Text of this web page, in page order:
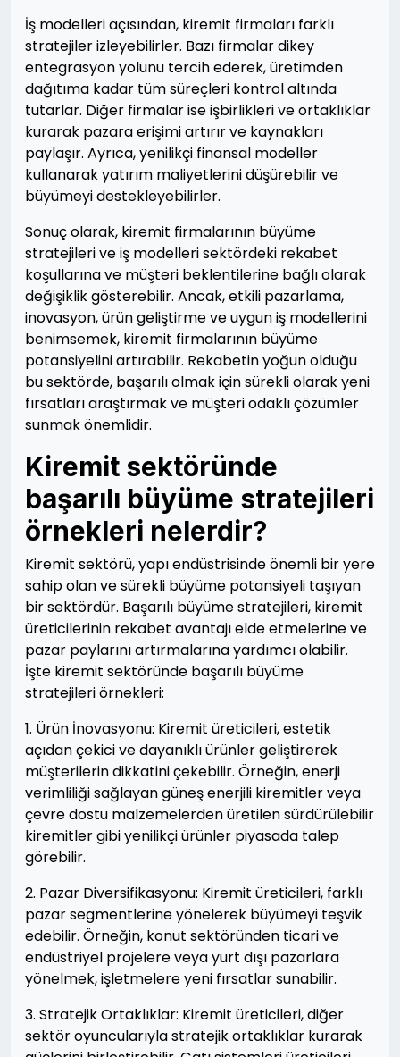
İş modelleri açısından, kiremit firmaları farklı
stratejiler izleyebilirler. Bazı firmalar dikey
entegrasyon yolunu tercih ederek, üretimden
dağıtıma kadar tüm süreçleri kontrol altında
tutarlar. Diğer firmalar ise işbirlikleri ve ortaklıklar
kurarak pazara erişimi artırır ve kaynakları
paylaşır. Ayrıca, yenilikçi finansal modeller
kullanarak yatırım maliyetlerini düşürebilir ve
büyümeyi destekleyebilirler.
Sonuç olarak, kiremit firmalarının büyüme
stratejileri ve iş modelleri sektördeki rekabet
koşullarına ve müşteri beklentilerine bağlı olarak
değişiklik gösterebilir. Ancak, etkili pazarlama,
inovasyon, ürün geliştirme ve uygun iş modellerini
benimsemek, kiremit firmalarının büyüme
potansiyelini artırabilir. Rekabetin yoğun olduğu
bu sektörde, başarılı olmak için sürekli olarak yeni
fırsatları araştırmak ve müşteri odaklı çözümler
sunmak önemlidir.
Kiremit sektöründe
başarılı büyüme stratejileri
örnekleri nelerdir?
Kiremit sektörü, yapı endüstrisinde önemli bir yere
sahip olan ve sürekli büyüme potansiyeli taşıyan
bir sektördür. Başarılı büyüme stratejileri, kiremit
üreticilerinin rekabet avantajı elde etmelerine ve
pazar paylarını artırmalarına yardımcı olabilir.
İşte kiremit sektöründe başarılı büyüme
stratejileri örnekleri:
1. Ürün İnovasyonu: Kiremit üreticileri, estetik
açıdan çekici ve dayanıklı ürünler geliştirerek
müşterilerin dikkatini çekebilir. Örneğin, enerji
verimliliği sağlayan güneş enerjili kiremitler veya
çevre dostu malzemelerden üretilen sürdürülebilir
kiremitler gibi yenilikçi ürünler piyasada talep
görebilir.
2. Pazar Diversifikasyonu: Kiremit üreticileri, farklı
pazar segmentlerine yönelerek büyümeyi teşvik
edebilir. Örneğin, konut sektöründen ticari ve
endüstriyel projelere veya yurt dışı pazarlara
yönelmek, işletmelere yeni fırsatlar sunabilir.
3. Stratejik Ortaklıklar: Kiremit üreticileri, diğer
sektör oyuncularıyla stratejik ortaklıklar kurarak